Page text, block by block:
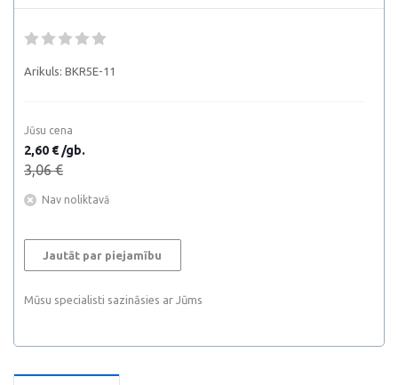
Arikuls: BKR5E-11
Jūsu cena
2,60 € /gb.
3,06 €
Nav noliktavā
Jautāt par piejamību
Mūsu specialisti sazināsies ar Jūms